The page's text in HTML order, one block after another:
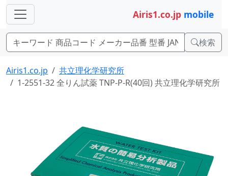
Airis1.co.jp mobile
検索
Airis1.co.jp
共立理化学研究所
1-2551-32 全りん試薬 TNP-P-R(40回) 共立理化学研究所